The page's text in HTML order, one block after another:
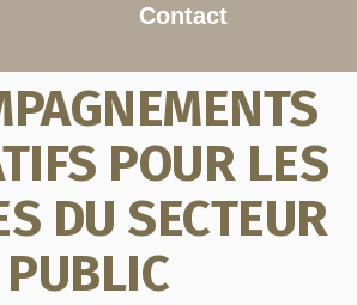
Contact
POUR LES
DU SECTEUR
PUBLIC